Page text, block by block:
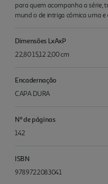
para quem acompanha a série,
mund o de intriga cómica uma e
Dimensões LxAxP
22,80 15,12 2,00 cm
Encadernação
CAPA DURA
Nº de páginas
142
ISBN
9789722083041